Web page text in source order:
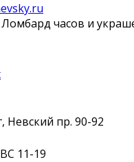
Ломбард часов и
Невский пр. 90-92
11-19